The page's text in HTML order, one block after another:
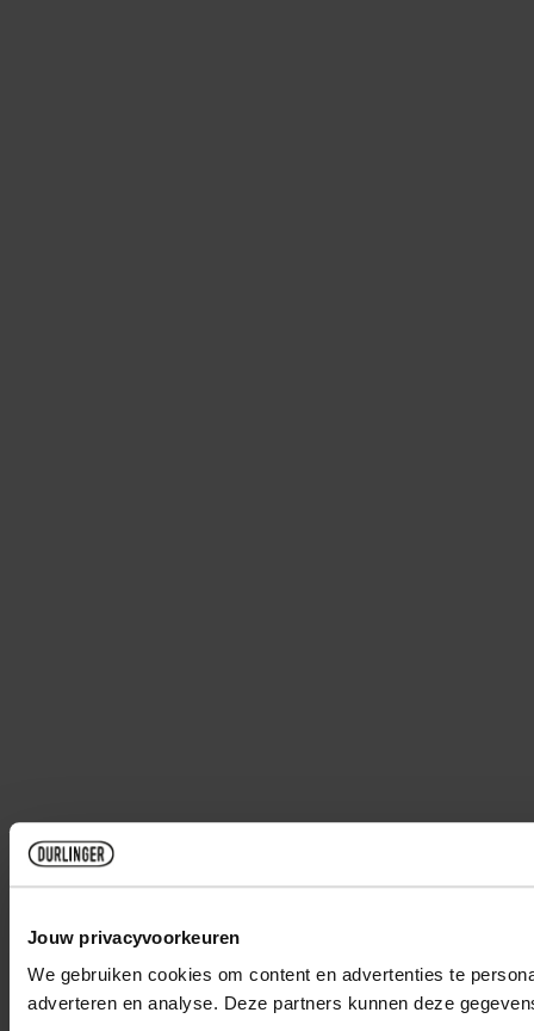
Jouw privacyvoorkeuren
We gebruiken cookies om content en advertenties te
adverteren en analyse. Deze partners kunnen deze